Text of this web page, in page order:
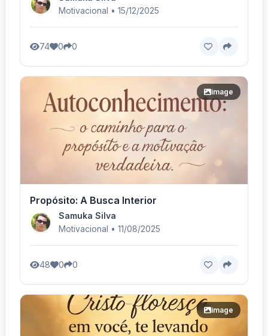
Motivacional • 15/12/2025
74 0 0
image
Propósito: A Busca Interior
Samuka Silva
Motivacional • 11/08/2025
48 0 0
image